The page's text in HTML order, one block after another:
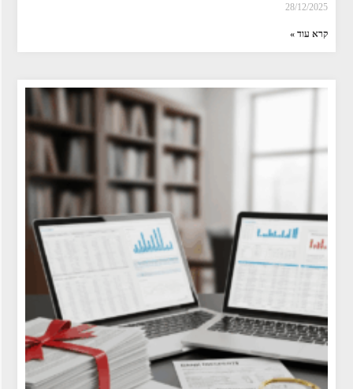
28/12/2025
קרא עוד »